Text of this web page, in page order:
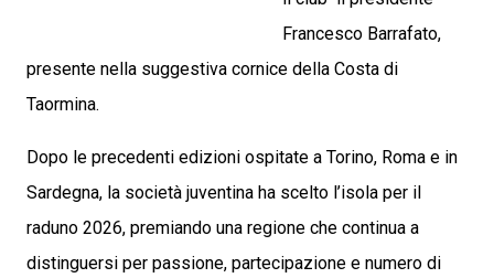
Francesco Barrafato,
presente nella suggestiva cornice della Costa di
Taormina.
Dopo le precedenti edizioni ospitate a Torino, Roma e in
Sardegna, la società juventina ha scelto l’isola per il
raduno 2026, premiando una regione che continua a
distinguersi per passione, partecipazione e numero di